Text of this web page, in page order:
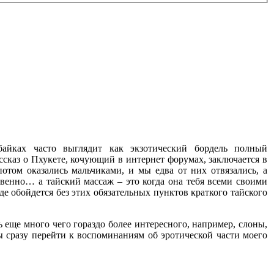
часто выглядит как экзотический бордель полный
о Пхукете, кочующий в интернет форумах, заключается в
оказались мальчиками, и мы едва от них отвязались, а
а тайский массаж – это когда она тебя всеми своими
без этих обязательных пунктов краткого тайского
много чего гораздо более интересного, например, слоны,
перейти к воспоминаниям об эротической части моего